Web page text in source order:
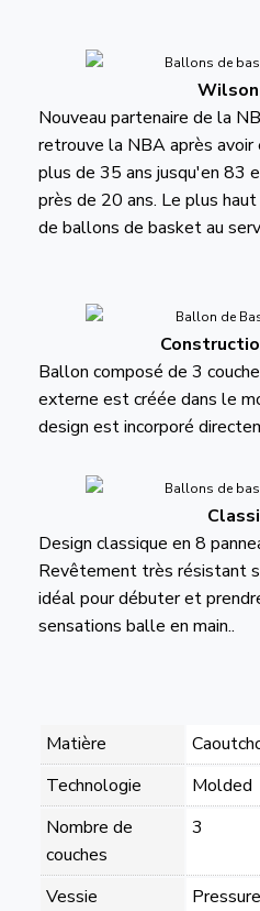
Nouveau partenaire de la
retrouve la NBA après
plus de 35 ans jusqu'en 83
près de 20 ans. Le plus
de ballons de basket au
Ballon composé de 3
externe est créée dans le
design est incorporé
Design classique en 8
Revêtement très résistant
idéal pour débuter et
sensations balle en main..
Matière
Technologie
Molded
Nombre de
couches
3
Vessie